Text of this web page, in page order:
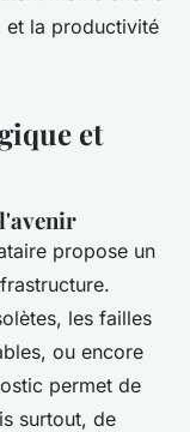
et la productivité
et
propose un
les failles
ou encore
permet de
surtout, de